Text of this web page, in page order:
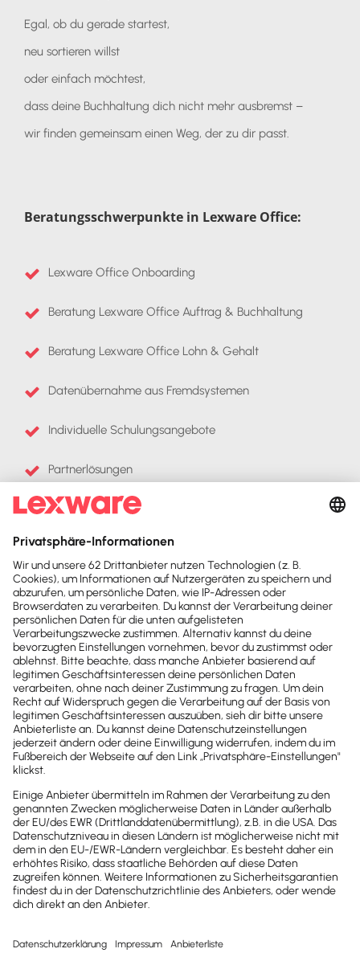
Egal, ob du gerade startest,
neu sortieren willst
oder einfach möchtest,
dass deine Buchhaltung dich nicht mehr ausbremst –
wir finden gemeinsam einen Weg, der zu dir passt.
Beratungsschwerpunkte in Lexware Office:
Lexware Office Onboarding
Beratung Lexware Office Auftrag & Buchhaltung
Beratung Lexware Office Lohn & Gehalt
Datenübernahme aus Fremdsystemen
Individuelle Schulungsangebote
Partnerlösungen
Zusätzliches Fachwissen:
qualifizierte:r Buchhalter:in
qualifizierte:r Lohn und Gehaltsbuchhalter:in
Backofficemangement & Buchhaltungsservice
Sandra Wagner